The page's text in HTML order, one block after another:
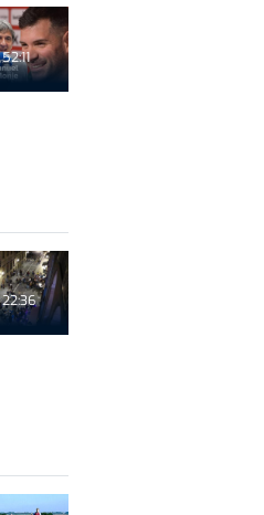
52:11
22:36